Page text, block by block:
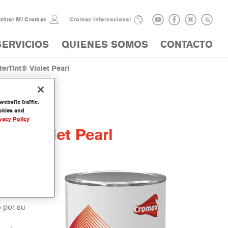
Mi Cromax Cromax internacional
QUIENES SOMOS CONTACTO
Violet Pearl
Violet Pearl
por su
traffic.
and
Policy